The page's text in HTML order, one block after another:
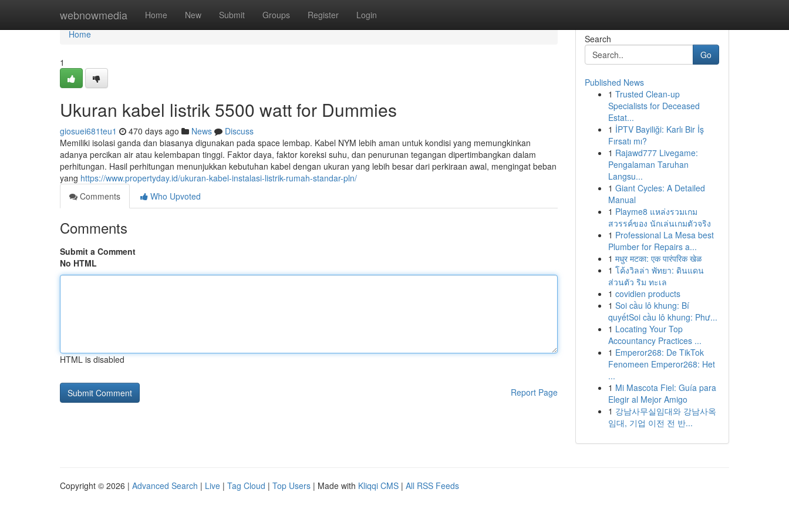
webnowmedia Home New Submit Groups Register Login
Home
Home
1
Ukuran kabel listrik 5500 watt for Dummies
giosuei681teu1 470 days ago News
Discuss
Memiliki isolasi ganda dan biasanya digunakan pada space lembap. Kabel NYM lebih aman untuk kondisi yang memungkinkan
adanya percikan air atau kelembapan tinggi. Faktor daya, faktor koreksi suhu, dan penurunan tegangan dipertimbangkan dalam
perhitungan. Hasil perhitungan menunjukkan kebutuhan kabel dengan ukuran yang lebih besar dari perkiraan awal, mengingat beban
yang https://www.propertyday.id/ukuran-kabel-instalasi-listrik-rumah-standar-pln/
Comments
Who Upvoted
Comments
Submit a Comment
No HTML
HTML is disabled
Report Page
Search
Go
Published News
1 Trusted Clean-up
Specialists for Deceased
Estat...
1 İPTV Bayiliği: Karlı Bir İş
Fırsatı mı?
1 Rajawd777 Livegame:
Pengalaman Taruhan
Langsu...
1 Giant Cycles: A Detailed
Manual
1 Playme8 แหล่งรวมเกม
สวรรค์ของ นักเล่นเกมตัวจริง
1 Professional La Mesa best
Plumber for Repairs a...
1 मधुर मटका: एक पारंपरिक खेळ
1 โค้งวิลล่า พัทยา: ดินแดน
ส่วนตัว ริม ทะเล
1 covidien products
1 Soi cầu lô khung: Bí
quyếtSoi cầu lô khung: Phư...
1 Locating Your Top
Accountancy Practices ...
1 Emperor268: De TikTok
Fenomeen Emperor268: Het
...
1 Mi Mascota Fiel: Guía para
Elegir al Mejor Amigo
1 강남사무실임대와 강남사옥
임대, 기업 이전 전 반...
Copyright © 2026 | Advanced Search | Live | Tag Cloud | Top Users | Made with Kliqqi CMS | All RSS Feeds